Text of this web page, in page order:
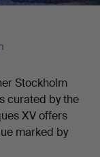
Stockholm
curated by the
XV offers
marked by